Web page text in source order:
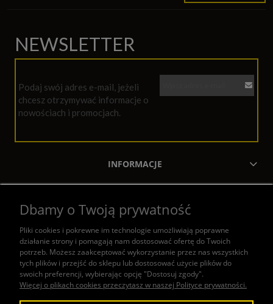
NEWSLETTER
Podaj swój adres e-mail, jeżeli
chcesz otrzymywać informacje o
nowościach i promocjach.
INFORMACJE
POMOC
KONTAKT
Dbamy o Twoją prywatność
Pliki cookies i pokrewne im technologie umożliwiają poprawne
działanie strony i pomagają nam dostosować ofertę do Twoich
potrzeb. Możesz zaakceptować wykorzystanie przez nas wszystkich
tych plików i przejść do sklepu lub dostosować użycie plików do
swoich preferencji, wybierając opcję "Dostosuj zgody".
Więcej o plikach cookies przeczytasz w naszej Polityce prywatności.